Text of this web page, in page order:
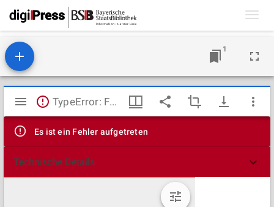
1
Mirador
Viewer
TypeError: Failed to fetch
Es ist ein Fehler aufgetreten
Technische Details